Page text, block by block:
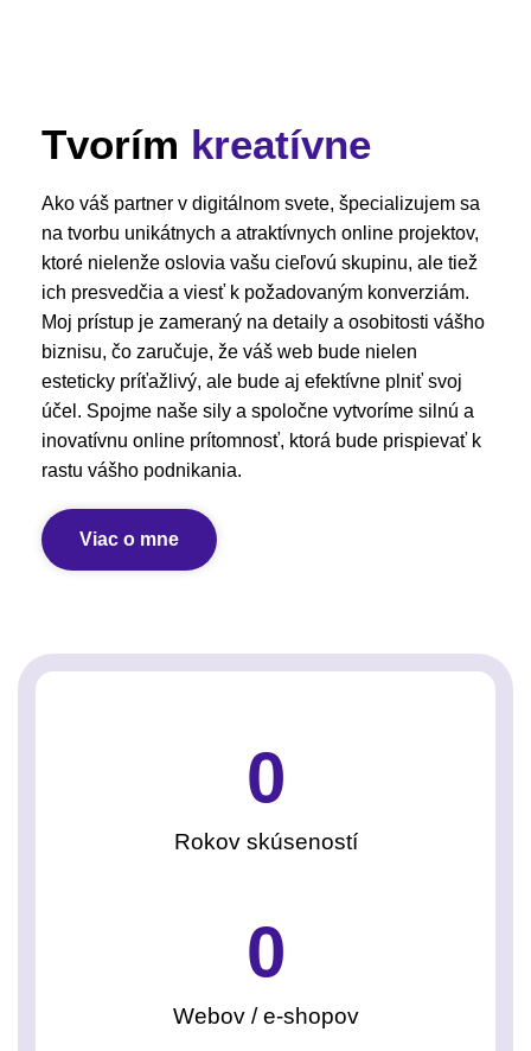
Tvorím kreatívne
Ako váš partner v digitálnom svete, špecializujem sa
na tvorbu unikátnych a atraktívnych online projektov,
ktoré nielenže oslovia vašu cieľovú skupinu, ale tiež
ich presvedčia a viesť k požadovaným konverziám.
Moj prístup je zameraný na detaily a osobitosti vášho
biznisu, čo zaručuje, že váš web bude nielen
esteticky príťažlivý, ale bude aj efektívne plniť svoj
účel. Spojme naše sily a spoločne vytvoríme silnú a
inovatívnu online prítomnosť, ktorá bude prispievať k
rastu vášho podnikania.
Viac o mne
Rokov skúseností
0
Webov / e-shopov
0